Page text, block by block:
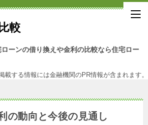
ーンの借り換えや金利の比較なら住宅ロー
載する情報には金融機関のPR情報が含まれます。
の動向と今後の見通し